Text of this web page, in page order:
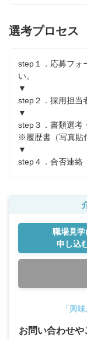
選考プロセス
step１．応募フォ
い。
▼
step２．採用担当
▼
step３．書類選考
※履歴書（写真貼
▼
step４．合否連絡
職場見学
申し込
「興
お問い合わせ